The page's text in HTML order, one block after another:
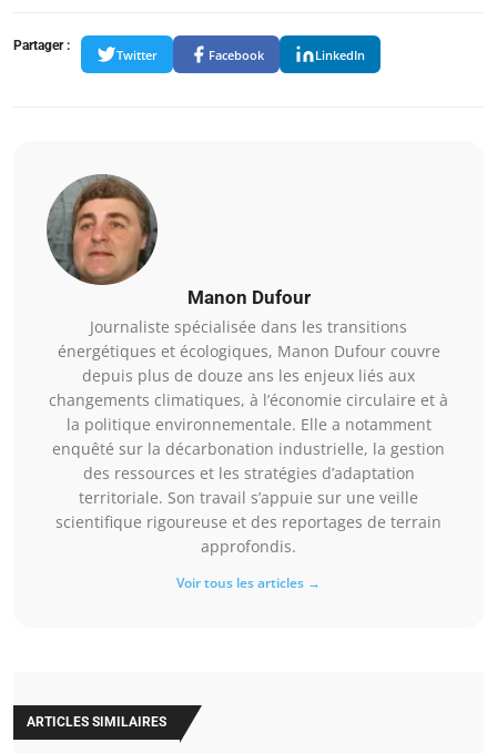
Partager :
Twitter Facebook LinkedIn
Manon Dufour
Journaliste spécialisée dans les transitions
énergétiques et écologiques, Manon Dufour couvre
depuis plus de douze ans les enjeux liés aux
changements climatiques, à l’économie circulaire et à
la politique environnementale. Elle a notamment
enquêté sur la décarbonation industrielle, la gestion
des ressources et les stratégies d’adaptation
territoriale. Son travail s’appuie sur une veille
scientifique rigoureuse et des reportages de terrain
approfondis.
Voir tous les articles →
ARTICLES SIMILAIRES